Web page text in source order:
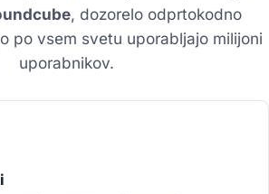
, dozorelo odprtokodno
po vsem svetu uporabljajo milijoni
uporabnikov.